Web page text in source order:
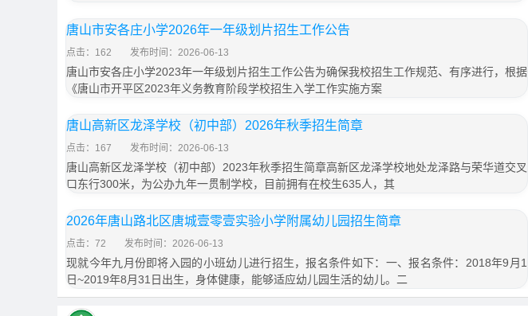
唐山市安各庄小学2026年一年级划片招生工作公告
点击：162 发布时间：2026-06-13
唐山市安各庄小学2023年一年级划片招生工作公告为确保我校招生工作规范、有序进行，根据
《唐山市开平区2023年义务教育阶段学校招生入学工作实施方案
唐山高新区龙泽学校（初中部）2026年秋季招生简章
点击：167 发布时间：2026-06-13
唐山高新区龙泽学校（初中部）2023年秋季招生简章高新区龙泽学校地处龙泽路与荣华道交叉
口东行300米，为公办九年一贯制学校，目前拥有在校生635人，其
2026年唐山路北区唐城壹零壹实验小学附属幼儿园招生简章
点击：72 发布时间：2026-06-13
现就今年九月份即将入园的小班幼儿进行招生，报名条件如下：一、报名条件：2018年9月1
日~2019年8月31日出生，身体健康，能够适应幼儿园生活的幼儿。二